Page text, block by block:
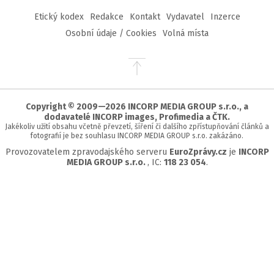
Etický kodex Redakce Kontakt Vydavatel
Inzerce
Osobní údaje / Cookies
Volná místa
Přejít
stránky
Copyright © 2009—2026 INCORP MEDIA GROUP s.r.o., a
dodavatelé INCORP images, Profimedia a ČTK.
Jakékoliv užití obsahu včetně převzetí, šíření či dalšího zpřístupňování článků a
fotografií je bez souhlasu INCORP MEDIA GROUP s.r.o. zakázáno.
Provozovatelem zpravodajského serveru EuroZprávy.cz je INCORP
MEDIA GROUP s.r.o. , IC: 118 23 054.